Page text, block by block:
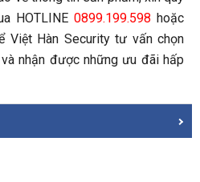
HOTLINE 0899.199.598
Việt Hàn Security tư vấn chọn
nhận được những ưu đãi hấp